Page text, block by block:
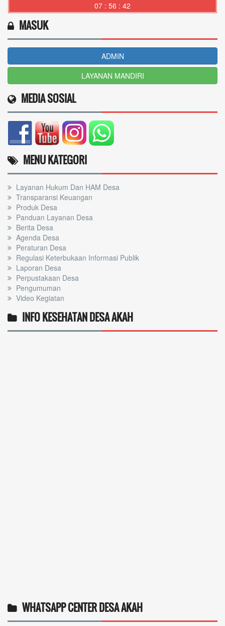
07 : 56 : 43
MASUK
ADMIN
LAYANAN MANDIRI
MEDIA SOSIAL
MENU KATEGORI
Layanan Hukum Dan HAM Desa
Transparansi Keuangan
Produk Desa
Panduan Layanan Desa
Berita Desa
Agenda Desa
Peraturan Desa
Regulasi Keterbukaan Informasi Publik
Laporan Desa
Perpustakaan Desa
Pengumuman
Video Kegiatan
INFO KESEHATAN DESA AKAH
WHATSAPP CENTER DESA AKAH